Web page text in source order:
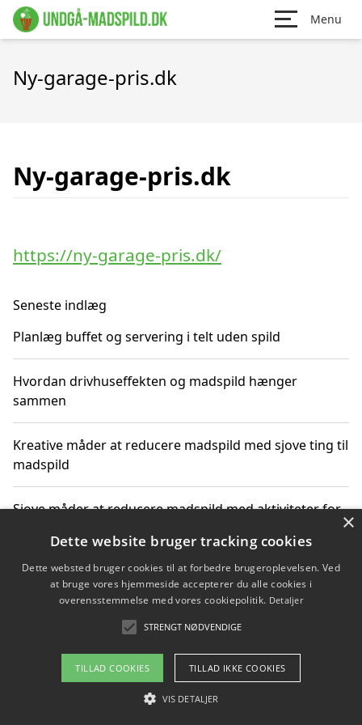
Menu
Ny-garage-pris.dk
Ny-garage-pris.dk
https://ny-garage-pris.dk/
Seneste indlæg
Planlæg buffet og servering i telt uden spild
Hvordan drivhuseffekten og madspild hænger
sammen
Kreative måder at reducere madspild med sjove ting til
madspild
Sjove måder at reducere madspild med aktiviteter for
Hvor finder jeg nemme måltidskasser i Vejle
Om / kontakt
Blog Betingelser
×
Dette website bruger tracking cookies
Dette websted bruger cookies til at forbedre brugeroplevelsen. Ved
at bruge vores hjemmeside accepterer du alle cookies i
overensstemmelse med vores cookiepolitik. Detaljer
STRENGT NØDVENDIGE
TILLAD COOKIES TILLAD IKKE COOKIES
VIS DETALJER